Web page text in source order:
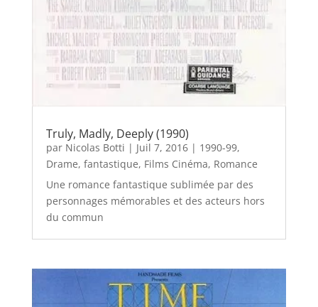
Truly, Madly, Deeply (1990)
par Nicolas Botti | Juil 7, 2016| 1990-99,
Drame, fantastique, Films Cinéma, Romance
Une romance fantastique sublimée par des
personnages mémorables et des acteurs hors
du commun